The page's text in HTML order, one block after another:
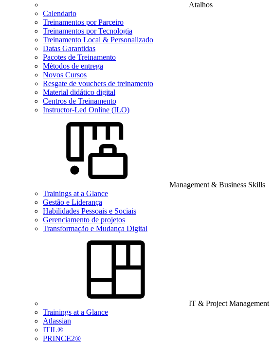
Atalhos
Calendario
Treinamentos por Parceiro
Treinamentos por Tecnologia
Treinamento Local & Personalizado
Datas Garantidas
Pacotes de Treinamento
Métodos de entrega
Novos Cursos
Resgate de vouchers de treinamento
Material didático digital
Centros de Treinamento
Instructor-Led Online (ILO)
Management & Business Skills
Trainings at a Glance
Gestão e Liderança
Habilidades Pessoais e Sociais
Gerenciamento de projetos
Transformação e Mudança Digital
IT & Project Management
Trainings at a Glance
Atlassian
ITIL®
PRINCE2®